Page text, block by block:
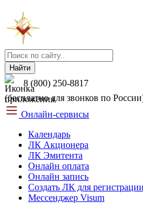
Найти
8 (800) 250-8817
(бесплатно для звонков по
Онлайн-сервисы
Календарь
ЛК Акционера
ЛК Эмитента
Онлайн оплата
Онлайн запись
Создать ЛК для
Мессенджер Visum